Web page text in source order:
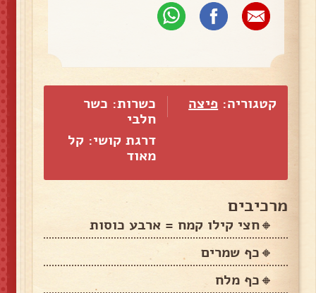
קטגוריה: פיצה
כשרות: כשר
חלבי
דרגת קושי: קל
מאוד
מרכיבים
🔸חצי קילו קמח = ארבע כוסות
🔸כף שמרים
🔸כף מלח